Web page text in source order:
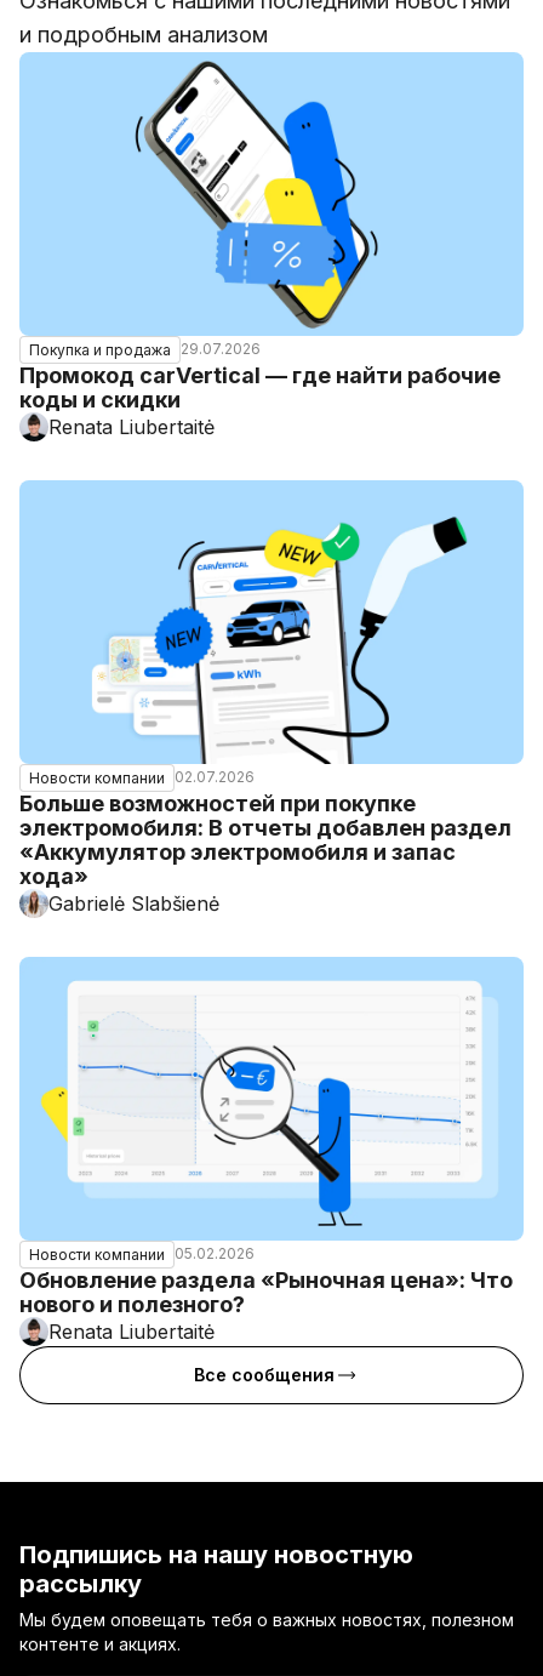
и подробным анализом
Покупка и продажа 29.07.2026
Промокод carVertical — где найти рабочие
коды и скидки
Renata Liubertaitė
Новости компании 02.07.2026
Больше возможностей при покупке
электромобиля: В отчеты добавлен раздел
«Аккумулятор электромобиля и запас
хода»
Gabrielė Slabšienė
Новости компании 05.02.2026
Обновление раздела «Рыночная цена»: Что
нового и полезного?
Renata Liubertaitė
Все сообщения
Подпишись на нашу новостную
рассылку
Мы будем оповещать тебя о важных новостях, полезном
контенте и акциях.